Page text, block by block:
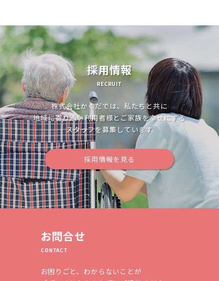
ー
シ
ョ
ン
採用情報
RECRUIT
株式会社かくだでは、私たちと共に
地域に寄り添い利用者様とご家族を幸せにする
スタッフを募集しています
採用情報を見る
お問合せ
CONTACT
お困りごと、わからないことが